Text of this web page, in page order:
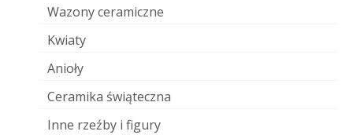
Wazony ceramiczne
Kwiaty
Anioły
Ceramika świąteczna
Inne rzeźby i figury